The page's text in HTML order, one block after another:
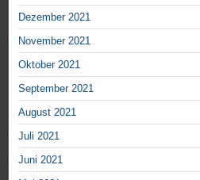
Dezember 2021
November 2021
Oktober 2021
September 2021
August 2021
Juli 2021
Juni 2021